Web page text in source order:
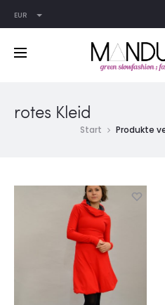
EUR
rotes Kleid
Start Produkte